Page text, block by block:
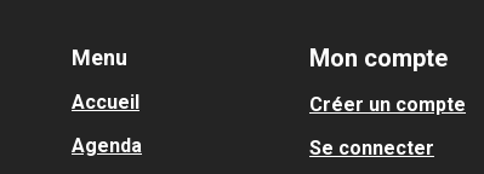
Menu
Accueil
Agenda
Mon compte
Créer un compte
Se connecter